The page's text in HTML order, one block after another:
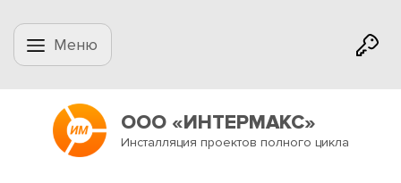
Меню
ООО «ИНТЕРМАКС»
Инсталляция проектов полного цикла